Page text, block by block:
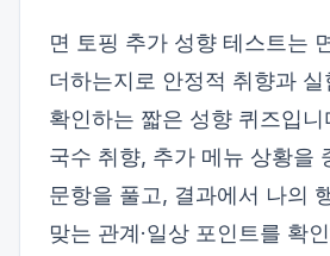
면 토핑 추가 성향 테스트는
더하는지로 안정적 취향과 실
확인하는 짧은 성향 퀴즈입
국수 취향, 추가 메뉴 상황을
문항을 풀고, 결과에서 나의
맞는 관계·일상 포인트를 확